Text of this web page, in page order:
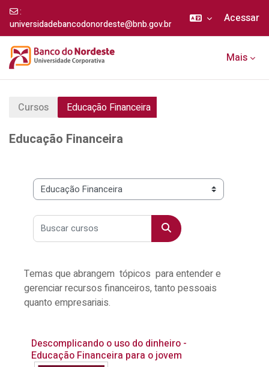
Ir para o conteúdo principal
:
universidadebancodonordeste@bnb.gov.br
Acessar
Mais
Cursos Educação Financeira
Educação Financeira
Categorias de Cursos
Buscar cursos
Buscar cursos
Temas que abrangem tópicos para entender e
gerenciar recursos financeiros, tanto pessoais
quanto empresariais.
Descomplicando o uso do dinheiro -
Educação Financeira para o jovem